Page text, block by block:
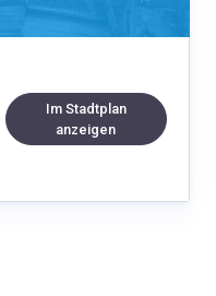
Im Stadtplan
anzeigen